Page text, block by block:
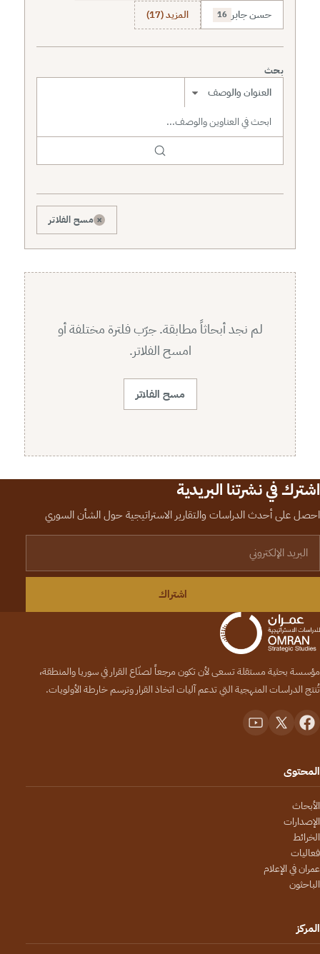
حسن جابر 16 المزيد (17)
بحث
نطاق البحث
× مسح الفلاتر
لم نجد أبحاثاً مطابقة. جرّب فلترة مختلفة أو
امسح الفلاتر.
مسح الفلاتر
اشترك في نشرتنا البريدية
احصل على أحدث الدراسات والتقارير الاستراتيجية حول الشأن السوري
اشتراك
مؤسسة بحثية مستقلة تسعى لأن تكون مرجعاً لصنّاع القرار في سوريا والمنطقة،
تُنتج الدراسات المنهجية التي تدعم آليات اتخاذ القرار وترسم خارطة الأولويات.
المحتوى
الأبحاث
الإصدارات
الخرائط
فعاليات
عمران في الإعلام
الباحثون
المركز